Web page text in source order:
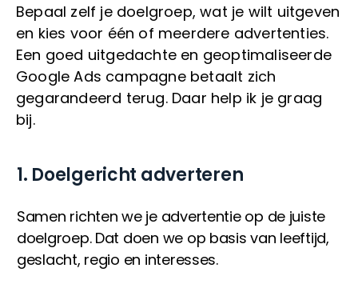
Bepaal zelf je doelgroep, wat je wilt uitgeven
en kies voor één of meerdere advertenties.
Een goed uitgedachte en geoptimaliseerde
Google Ads campagne betaalt zich
gegarandeerd terug. Daar help ik je graag
bij.
1. Doelgericht adverteren
Samen richten we je advertentie op de juiste
doelgroep. Dat doen we op basis van leeftijd,
geslacht, regio en interesses.